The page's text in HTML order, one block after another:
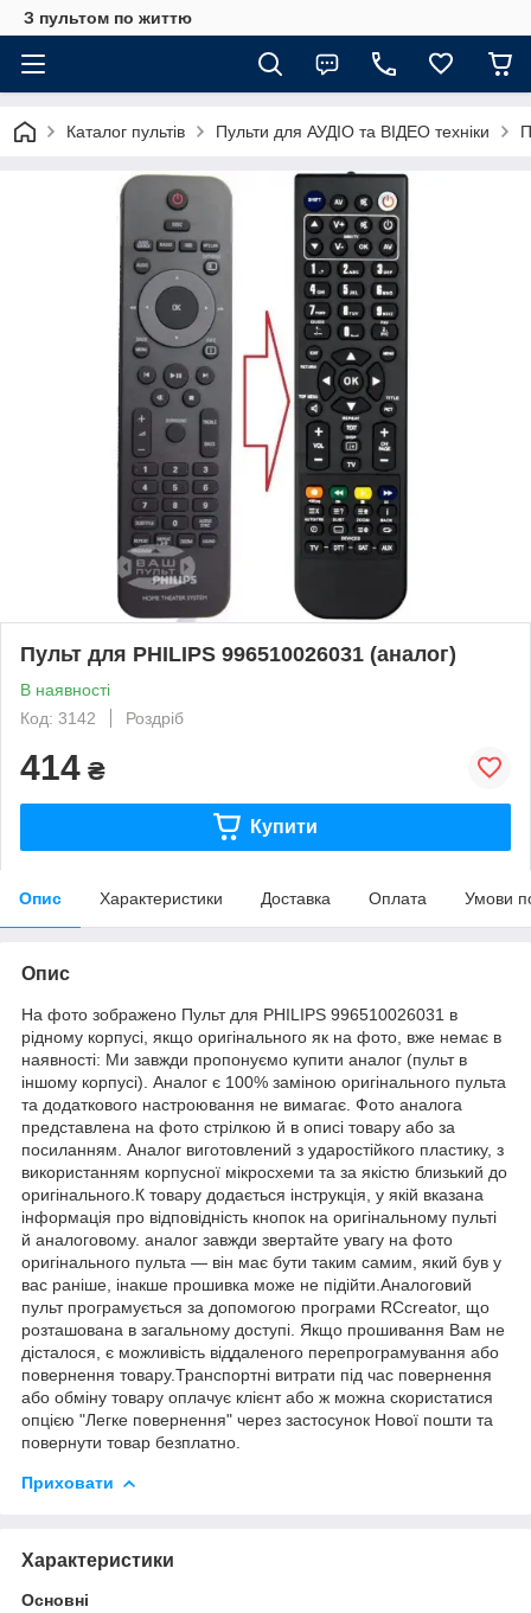
З пультом по життю
Каталог пультів Пульти для АУДІО та ВІДЕО техніки
Пульт для PHILIPS 996510026031 (аналог)
В наявності
Код: 3142
Роздріб
414 ₴
Купити
Опис Характеристики Доставка Оплата Умови
Опис
На фото зображено Пульт для PHILIPS 996510026031 в
рідному корпусі, якщо оригінального як на фото, вже немає в
наявності: Ми завжди пропонуємо купити аналог (пульт в
іншому корпусі). Аналог є 100% заміною оригінального пульта
та додаткового настроювання не вимагає. Фото аналога
представлена на фото стрілкою й в описі товару або за
посиланням. Аналог виготовлений з ударостійкого пластику, з
використанням корпусної мікросхеми та за якістю близький до
оригінального.К товару додається інструкція, у якій вказана
інформація про відповідність кнопок на оригінальному пульті
й аналоговому. аналог завжди звертайте увагу на фото
оригінального пульта — він має бути таким самим, який був у
вас раніше, інакше прошивка може не підійти.Аналоговий
пульт програмується за допомогою програми RCcreator, що
розташована в загальному доступі. Якщо прошивання Вам не
дісталося, є можливість віддаленого перепрограмування або
повернення товару.Транспортні витрати під час повернення
або обміну товару оплачує клієнт або ж можна скористатися
опцією "Легке повернення" через застосунок Нової пошти та
повернути товар безплатно.
Приховати
Характеристики
Основні